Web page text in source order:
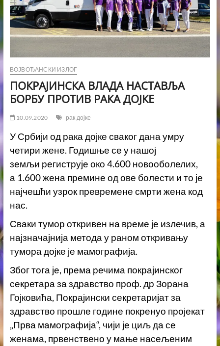
ВОЈВОЂАНСКИ ИЗЛОГ
ПОКРАЈИНСКА ВЛАДА НАСТАВЉА
БОРБУ ПРОТИВ РАКА ДОЈКЕ
10.09.2020 рак дојке
У Србији од рака дојке сваког дана умру
четири жене. Годишње се у нашој
земљи региструје око 4.600 новооболелих,
а 1.600 жена премине од ове болести и то је
најчешћи узрок превремене смрти жена код
нас.
Сваки тумор откривен на време је излечив, а
најзначајнија метода у раном откривању
тумора дојке је мамографија.
Због тога је, према речима покрајинског
секретара за здравство проф. др Зорана
Гојковића, Покрајински секретаријат за
здравство прошле године покренуо пројекат
„Прва мамографија“, чији је циљ да се
женама, првенствено у мање насељеним